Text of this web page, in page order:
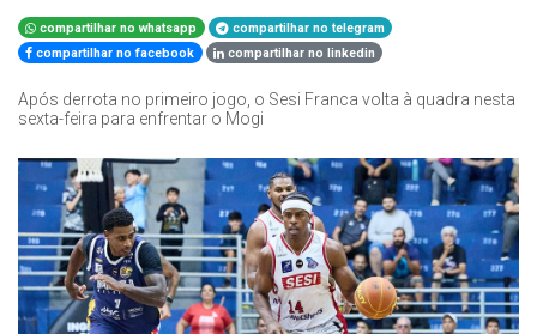
compartilhar no whatsapp
compartilhar no telegram
compartilhar no facebook
compartilhar no linkedin
Após derrota no primeiro jogo, o Sesi Franca volta à quadra nesta
sexta-feira para enfrentar o Mogi